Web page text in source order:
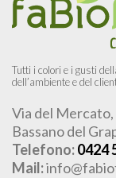
Tutti i colori e i gusti
dell’ambiente e del
Via del Mercato,
Bassano del
Telefono:0424
Mail: